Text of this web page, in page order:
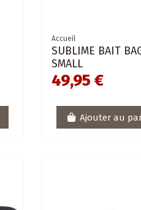
Accueil
SUBLIME BAIT
SMALL
49,95 €
Ajouter au